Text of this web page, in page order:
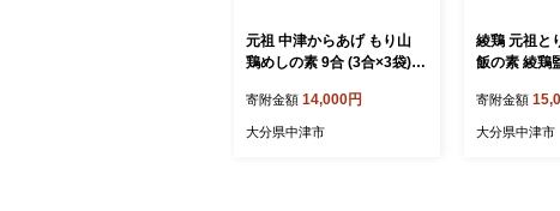
元祖 中津からあげ もり山
鶏めしの素 9合 (3合×3袋) |
飯 ごはんの素 ご飯の素 混
ぜご飯 炊き込みご飯 素 お
寄附金額 14,000円
大分県中津市
綾鶏 元祖と
飯の素 綾鶏
| 混ぜ込み ご
たご飯に混
寄附金額
大分県中津市